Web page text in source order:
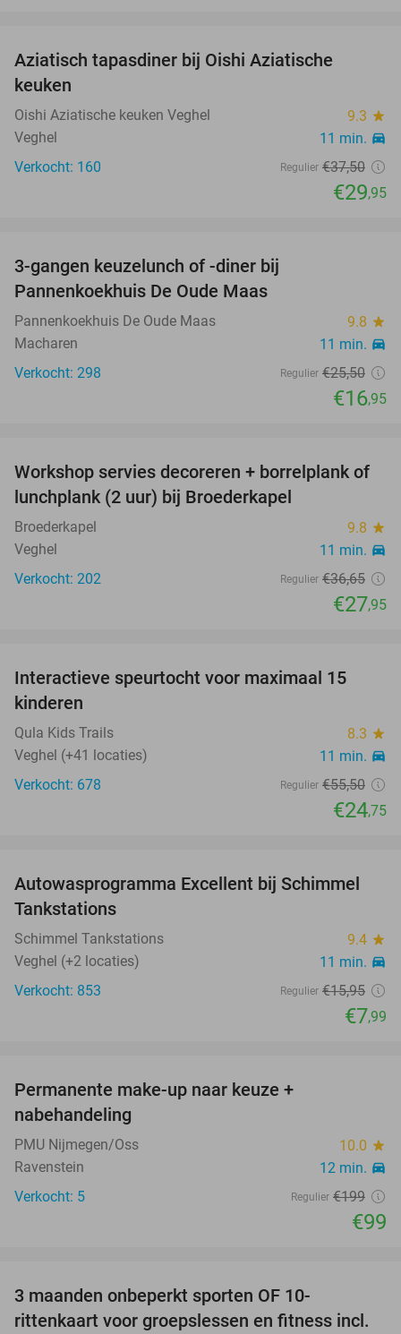
Aziatisch tapasdiner bij Oishi Aziatische
keuken
Oishi Aziatische keuken Veghel 9.3 star
Veghel 11 min. directions_car
Verkocht: 160 Regulier €37,50
€29,95
3-gangen keuzelunch of -diner bij
Pannenkoekhuis De Oude Maas
Pannenkoekhuis De Oude Maas 9.8 star
Macharen 11 min. directions_car
Verkocht: 298 Regulier €25,50
€16,95
24%
Workshop servies decoreren + borrelplank of
lunchplank (2 uur) bij Broederkapel
Broederkapel 9.8 star
Veghel 11 min. directions_car
Verkocht: 202 Regulier €36,65
€27,95
55%
Interactieve speurtocht voor maximaal 15
kinderen
Qula Kids Trails 8.3 star
Veghel (+41 locaties) 11 min. directions_car
Verkocht: 678 Regulier €55,50
€24,75
50%
Autowasprogramma Excellent bij Schimmel
Tankstations
Schimmel Tankstations 9.4 star
Veghel (+2 locaties) 11 min. directions_car
Verkocht: 853 Regulier €15,95
€7,99
Permanente make-up naar keuze +
nabehandeling
PMU Nijmegen/Oss 10.0 star
Ravenstein 12 min. directions_car
Verkocht: 5 Regulier €199
€99
3 maanden onbeperkt sporten OF 10-
rittenkaart voor groepslessen en fitness incl.